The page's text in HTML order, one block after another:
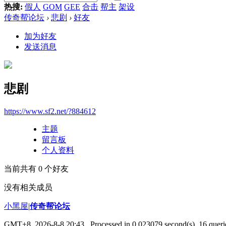
热搜: 假人 GOM GEE 合击 帮主 架设
传奇帮论坛 › 悲剧 › 好友
加为好友
发送消息
悲剧
https://www.sf2.net/?884612
主题
留言板
个人资料
当前共有 0 个好友
没有相关成员
小黑屋|传奇帮论坛
GMT+8, 2026-8-8 20:43 , Processed in 0.023079 second(s), 16